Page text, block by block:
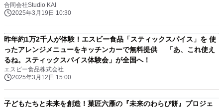
合同会社Studio KAI
2025年3月19日 10:30
昨年約1万2千人が体験！エスビー食品「スティックスパイス」を 使
ったアレンジメニューをキッチンカーで無料提供 「あ、これ使え
るね。スティックスパイス体験会」が全国へ！
エスビー食品株式会社
2025年3月12日 15:00
子どもたちと未来を創造！菓匠六雁の『未来のわらび餅』プロジェ